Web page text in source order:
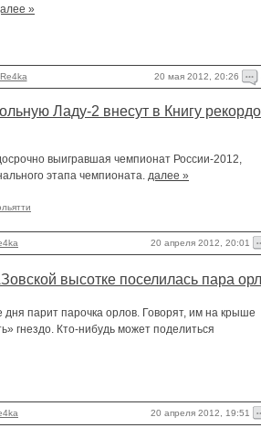
»
Re4ka 20 мая 2012, 20:26
Ладу-2 внесут в Книгу
выигравшая чемпионат России-2012,
этапа чемпионата. далее »
20 апреля 2012, 20:01
высотке поселилась пара
дня парит парочка орлов. Говорят, им на крыше
гнездо. Кто-нибудь может поделиться
20 апреля 2012, 19:51